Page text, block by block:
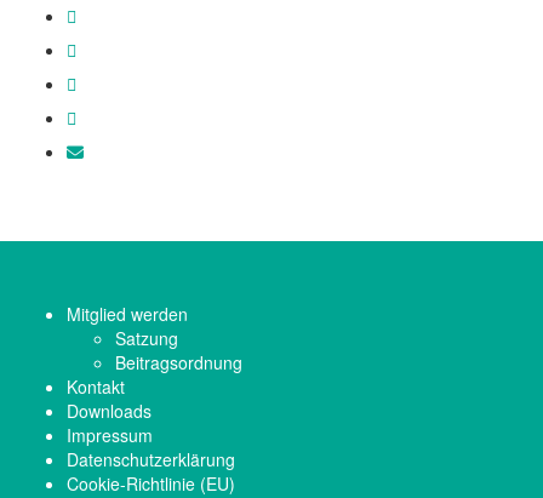
Mitglied werden
Satzung
Beitragsordnung
Kontakt
Downloads
Impressum
Datenschutzerklärung
Cookie-Richtlinie (EU)